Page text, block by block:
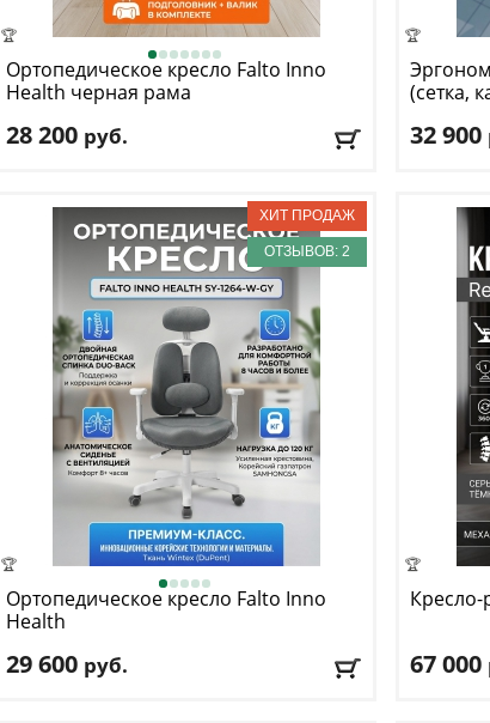
🏆
Ортопедическое кресло Falto Inno
Health черная рама
28 200 руб.
Механизм качания: синхронный
Регулировка по высоте: есть
Материал обивки: ткань
Подлокотники: да
Доставка:БЕСПЛАТНО, 1-2 дня
🏆
(сетка,
32 900
ОТЗЫВОВ: 2
🏆
Ортопедическое кресло Falto Inno
Health
29 600 руб.
🏆
Кресло-
67 000